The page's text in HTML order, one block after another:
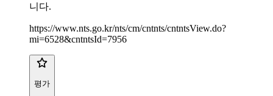
니다.
https://www.nts.go.kr/nts/cm/cntnts/cntntsView.do?
mi=6528&cntntsId=7956
평가